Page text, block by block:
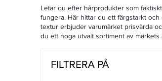
Letar du efter hårprodukter som
fungera. Här hittar du ett färgstarkt
textur erbjuder varumärket prisvärda
du ett noga utvalt sortiment av
FILTRERA PÅ